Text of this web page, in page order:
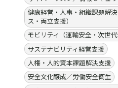
健康経営・人事・組織課題解
ス・両立支援）
モビリティ（運輸安全・次世代
サステナビリティ経営支援
人権・人的資本課題解決支援
安全文化醸成／労働安全衛生